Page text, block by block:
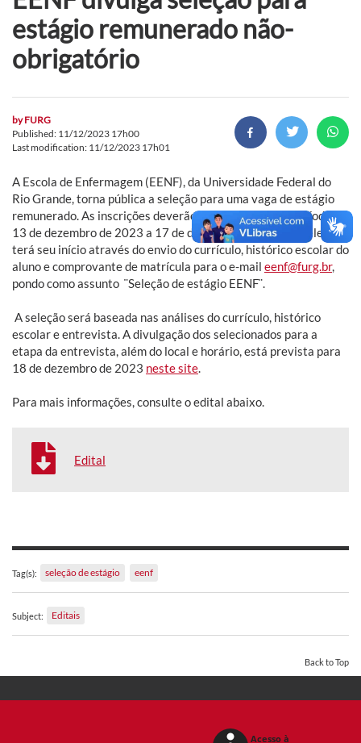
estágio remunerado não-
obrigatório
byFURG
Published: 11/12/2023 17h00
Last modification: 11/12/2023 17h01
A Escola de Enfermagem (EENF), da Universidade Federal do
Rio Grande, torna pública a seleção para uma vaga de estágio
remunerado. As inscrições deverão ser realizadas no período de
13 de dezembro de 2023 a 17 de dezembro de 2023. A seletiva
terá seu início através do envio do currículo, histórico escolar do
aluno e comprovante de matrícula para o e-mail eenf@furg.br,
pondo como assunto ¨Seleção de estágio EENF¨.
A seleção será baseada nas análises do currículo, histórico
escolar e entrevista. A divulgação dos selecionados para a
etapa da entrevista, além do local e horário, está prevista para
18 de dezembro de 2023 neste site
Para mais informações, consulte o edital abaixo.
Edital
Tag(s): seleção de estágio eenf
Subject: Editais
Back to Top